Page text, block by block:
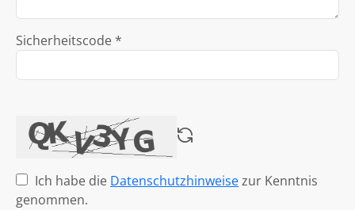
Sicherheitscode *
Ich habe die Datenschutzhinweisezur Kenntnis
genommen.